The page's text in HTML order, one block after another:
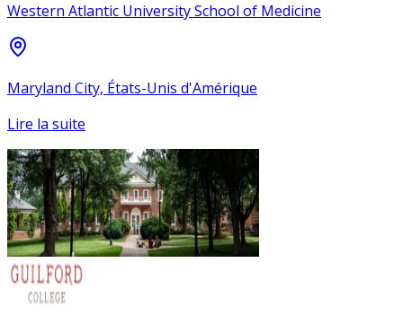
Western Atlantic University School of Medicine
Maryland City, États-Unis d'Amérique
Lire la suite